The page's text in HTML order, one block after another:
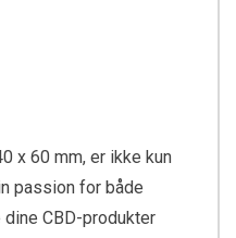
x 60 mm, er ikke kun
passion for både
CBD-produkter